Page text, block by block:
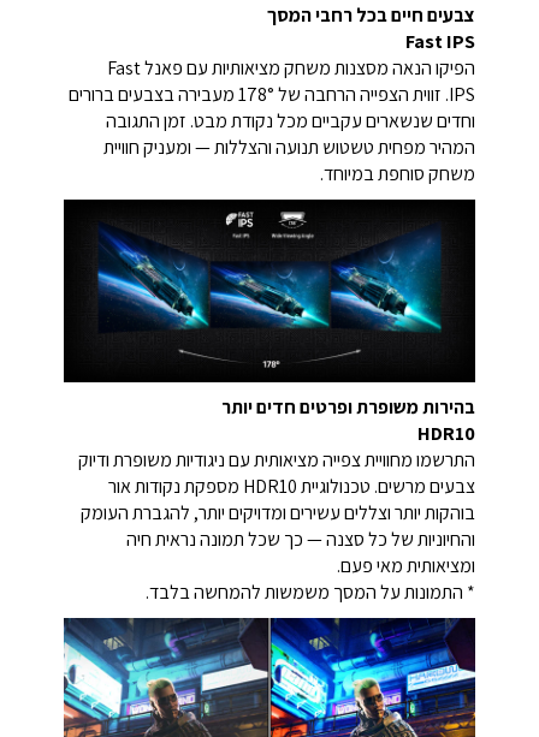
צבעים חיים בכל רחבי המסך
Fast IPS
הפיקו הנאה מסצנות משחק מציאותיות עם פאנל Fast
IPS. זווית הצפייה הרחבה של ‎178°‎ מעבירה בצבעים ברורים
וחדים שנשארים עקביים מכל נקודת מבט. זמן התגובה
המהיר מפחית טשטוש תנועה והצללות — ומעניק חוויית
משחק סוחפת במיוחד.
בהירות משופרת ופרטים חדים יותר
HDR10
התרשמו מחוויית צפייה מציאותית עם ניגודיות משופרת ודיוק
צבעים מרשים. טכנולוגיית HDR10 מספקת נקודות אור
בוהקות יותר וצללים עשירים ומדויקים יותר, להגברת העומק
והחיוניות של כל סצנה — כך שכל תמונה נראית חיה
ומציאותית מאי פעם.
* התמונות על המסך משמשות להמחשה בלבד.